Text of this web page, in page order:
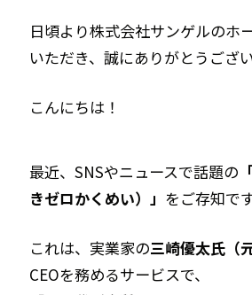
外壁洗浄
エアコンクリーニング
RECRUIT
採用情報
日頃より株式会社サンゲルのホ
いただき、誠にありがとうござい
こんにちは！
最近、SNSやニュースで話題の
きゼロかくめい）」 をご存知で
これは、実業家の三崎優太氏（
CEOを務めるサービスで、